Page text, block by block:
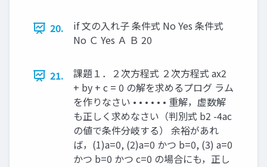
20.
if 文の入れ子 条件式 No Yes 条件式
No Ｃ Yes Ａ Ｂ 20
21.
課題１．２次方程式 ２次方程式 ax2
+ by + c = 0 の解を求めるプログ ラム
を作りなさい • • • • • • 重解，虚数解
も正しく求めなさい（判別式 b2 -4ac
の値で条件分岐する） 余裕があれ
ば，(1)a=0, (2)a=0 かつ b=0, (3) a=0
かつ b=0 かつ c=0 の場合にも，正し